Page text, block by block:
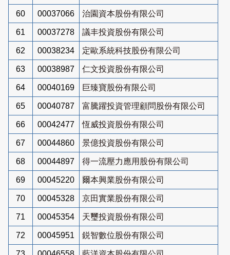
60 00037066 治園資本股份有限公司
61 00037278 議丰投資股份有限公司
62 00038234 定歐系統科技股份有限公司
63 00038987 仁文投資股份有限公司
64 00040169 巨臻寶股份有限公司
65 00040787 富騰躍投資管理顧問股份有限公司
66 00042477 恆威投資股份有限公司
67 00044860 景億投資股份有限公司
68 00044897 得一流壓力應用股份有限公司
69 00045220 爾本興業股份有限公司
70 00045328 京田實業股份有限公司
71 00045354 天璽投資股份有限公司
72 00045951 鋭智數位股份有限公司